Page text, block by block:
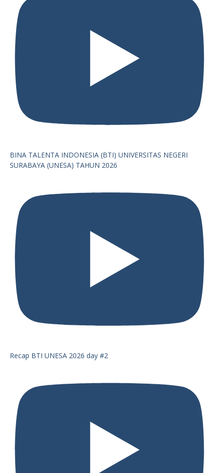
BINA TALENTA INDONESIA (BTI) UNIVERSITAS NEGERI
SURABAYA (UNESA) TAHUN 2026
Recap BTI UNESA 2026 day #2